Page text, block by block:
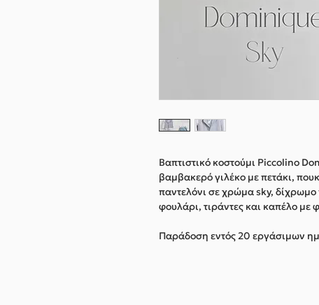
Βαπτιστικό κοστούμι Piccolino
βαμβακερό γιλέκο με πετάκι,
παντελόνι σε χρώμα sky, δίχρωμο
φουλάρι, τιράντες και καπέλο με
Παράδοση εντός 20 εργάσιμων